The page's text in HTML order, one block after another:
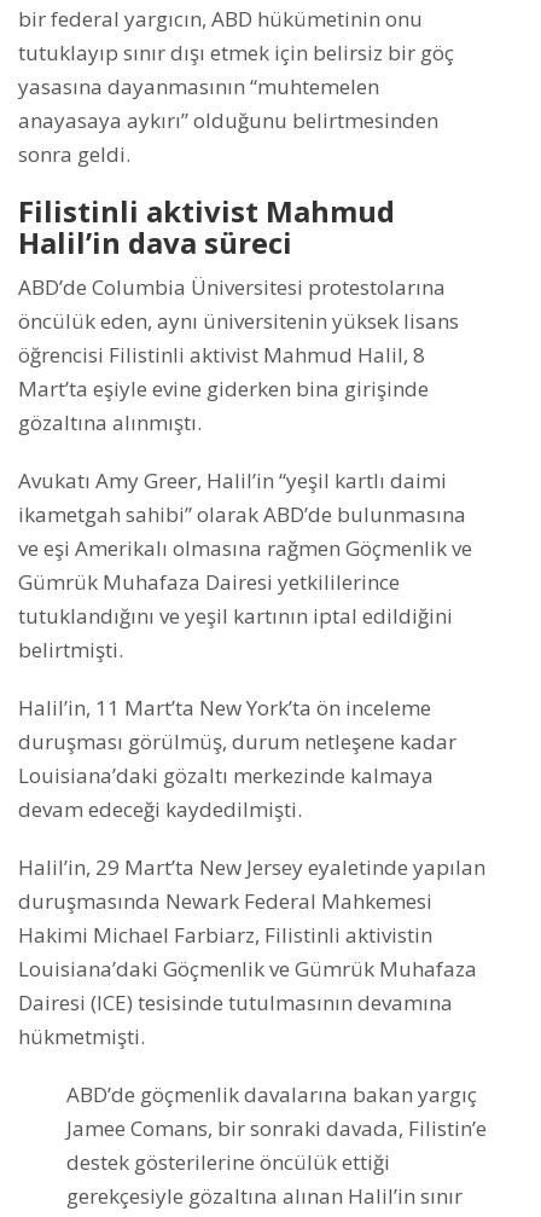
bir federal yargıcın, ABD hükümetinin onu
tutuklayıp sınır dışı etmek için belirsiz bir göç
yasasına dayanmasının “muhtemelen
anayasaya aykırı” olduğunu belirtmesinden
sonra geldi.
Filistinli aktivist Mahmud
Halil’in dava süreci
ABD’de Columbia Üniversitesi protestolarına
öncülük eden, aynı üniversitenin yüksek lisans
öğrencisi Filistinli aktivist Mahmud Halil, 8
Mart’ta eşiyle evine giderken bina girişinde
gözaltına alınmıştı.
Avukatı Amy Greer, Halil’in “yeşil kartlı daimi
ikametgah sahibi” olarak ABD’de bulunmasına
ve eşi Amerikalı olmasına rağmen Göçmenlik ve
Gümrük Muhafaza Dairesi yetkililerince
tutuklandığını ve yeşil kartının iptal edildiğini
belirtmişti.
Halil’in, 11 Mart’ta New York’ta ön inceleme
duruşması görülmüş, durum netleşene kadar
Louisiana’daki gözaltı merkezinde kalmaya
devam edeceği kaydedilmişti.
Halil’in, 29 Mart’ta New Jersey eyaletinde yapılan
duruşmasında Newark Federal Mahkemesi
Hakimi Michael Farbiarz, Filistinli aktivistin
Louisiana’daki Göçmenlik ve Gümrük Muhafaza
Dairesi (ICE) tesisinde tutulmasının devamına
hükmetmişti.
ABD’de göçmenlik davalarına bakan yargıç
Jamee Comans, bir sonraki davada, Filistin’e
destek gösterilerine öncülük ettiği
gerekçesiyle gözaltına alınan Halil’in sınır